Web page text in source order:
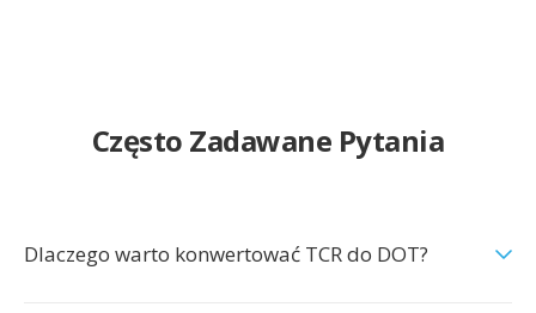
Często Zadawane Pytania
Dlaczego warto konwertować TCR do DOT?